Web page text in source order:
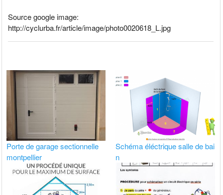
Source google image:
http://cyclurba.fr/article/image/photo0020618_L.jpg
Porte de garage sectionnelle
montpellier
Schéma éléctrique salle de bai
n